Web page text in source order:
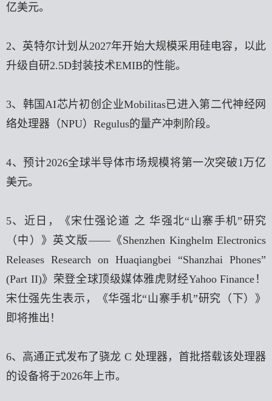
亿美元。
2、英特尔计划从2027年开始大规模采用硅电容，以此
升级自研2.5D封装技术EMIB的性能。
3、韩国AI芯片初创企业Mobilitas已进入第二代神经网
络处理器（NPU）Regulus的量产冲刺阶段。
4、预计2026全球半导体市场规模将第一次突破1万亿
美元。
5、近日，《宋仕强论道 之 华强北“山寨手机”研究
（中）》英文版——《Shenzhen Kinghelm Electronics
Releases Research on Huaqiangbei “Shanzhai Phones”
(Part II)》荣登全球顶级媒体雅虎财经Yahoo Finance！
宋仕强先生表示，《华强北“山寨手机”研究（下）》
即将推出！
6、高通正式发布了骁龙 C 处理器，首批搭载该处理器
的设备将于2026年上市。